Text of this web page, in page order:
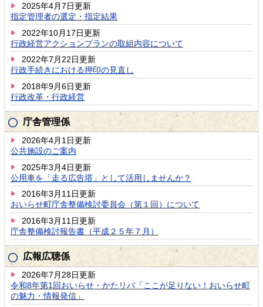
2025年4月7日更新
指定管理者の選定・指定結果
2022年10月17日更新
行政経営アクションプランの取組内容について
2022年7月22日更新
行政手続きにおける押印の見直し
2018年9月6日更新
行政改革・行政経営
庁舎管理係
2026年4月1日更新
公共施設のご案内
2025年3月4日更新
公用車を「走る広告塔」として活用しませんか？
2016年3月11日更新
おいらせ町庁舎整備検討委員会（第１回）について
2016年3月11日更新
庁舎整備検討報告書（平成２５年７月）
広報広聴係
2026年7月28日更新
令和8年第1回おいらせ・かたリバ「ここが足りない！おいらせ町
の魅力・情報発信」